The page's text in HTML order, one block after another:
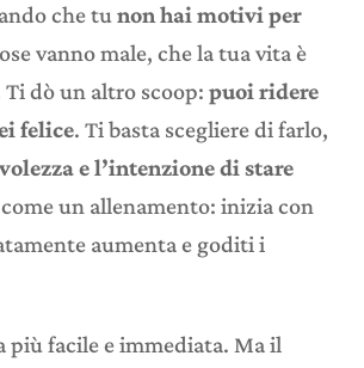
che tunon hai motivi per
vanno male, che la tua vita è
Ti dò un altro scoop:puoi ridere
felice. Ti basta scegliere di farlo,
e l’intenzione di stare
un allenamento: inizia con
aumenta e goditi i
più facile e immediata. Ma il